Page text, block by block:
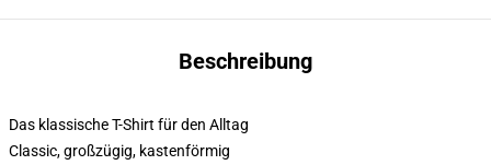
Beschreibung
Das klassische T-Shirt für den Alltag
Classic, großzügig, kastenförmig